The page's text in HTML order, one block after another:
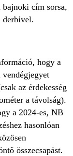
cím sorsa,
derbivel.
hogy a
az érdekesség
a távolság).
a 2024-es, NB
hasonlóan
összecsapást.